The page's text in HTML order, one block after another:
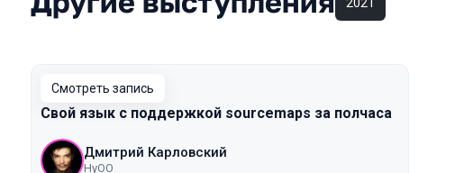
Смотреть запись
Свой язык с поддержкой sourcemaps за полчаса
Дмитрий Карловский
HyOO